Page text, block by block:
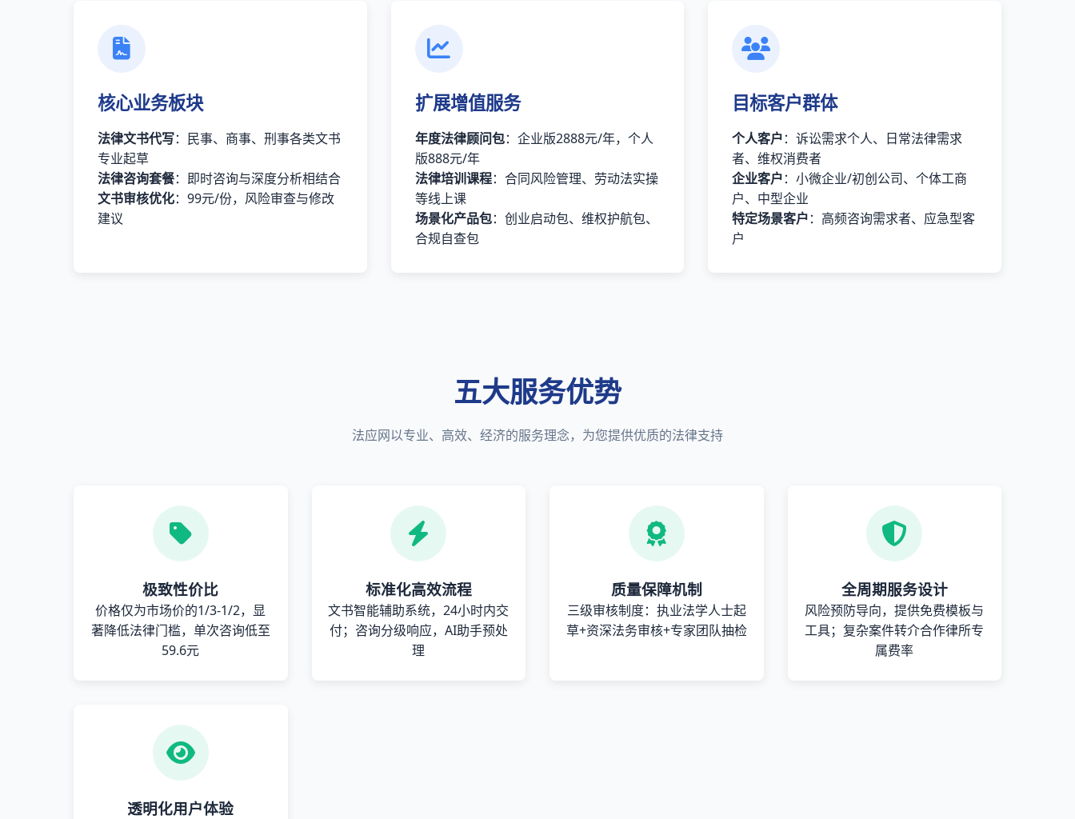
核心业务板块
法律文书代写：民事、商事、刑事各类文书
专业起草
法律咨询套餐：即时咨询与深度分析相结合
文书审核优化：99元/份，风险审查与修改
建议
扩展增值服务
年度法律顾问包：企业版2888元/年，个人
版888元/年
法律培训课程：合同风险管理、劳动法实操
等线上课
场景化产品包：创业启动包、维权护航包、
合规自查包
目标客户群体
个人客户：诉讼需求个人、日常法律需求
者、维权消费者
企业客户：小微企业/初创公司、个体工商
户、中型企业
特定场景客户：高频咨询需求者、应急型客
户
五大服务优势
法应网以专业、高效、经济的服务理念，为您提供优质的法律支持
极致性价比
价格仅为市场价的1/3-1/2，显
著降低法律门槛，单次咨询低至
59.6元
标准化高效流程
文书智能辅助系统，24小时内交
付；咨询分级响应，AI助手预处
理
质量保障机制
三级审核制度：执业法学人士起
草+资深法务审核+专家团队抽检
全周期服务设计
风险预防导向，提供免费模板与
工具；复杂案件转介合作律所专
属费率
透明化用户体验